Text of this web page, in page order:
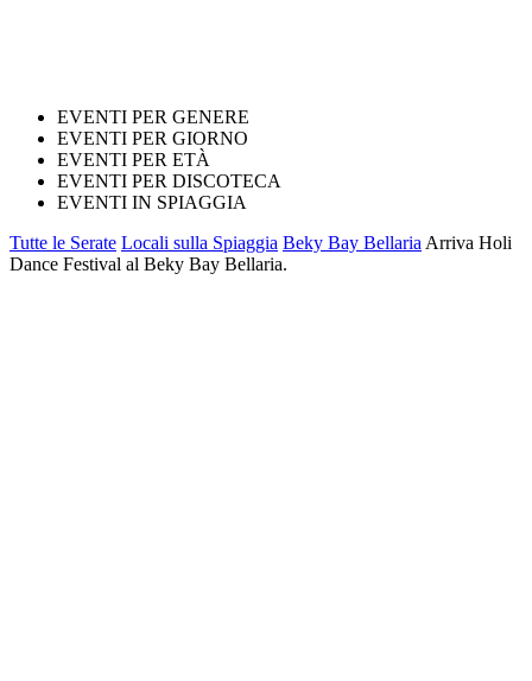
EVENTI PER GENERE
EVENTI PER GIORNO
EVENTI PER ETÀ
EVENTI PER DISCOTECA
EVENTI IN SPIAGGIA
Tutte le Serate Locali sulla Spiaggia Beky Bay Bellaria Arriva Holi
Dance Festival al Beky Bay Bellaria.